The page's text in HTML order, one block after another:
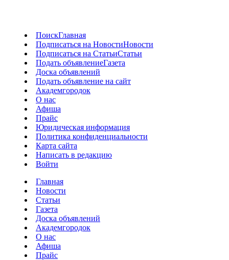
ПоискГлавная
Подписаться на НовостиНовости
Подписаться на СтатьиСтатьи
Подать объявлениеГазета
Доска объявлений
Подать объявление на сайт
Академгородок
О нас
Афиша
Прайс
Юридическая информация
Политика конфиденциальности
Карта сайта
Написать в редакцию
Войти
Главная
Новости
Статьи
Газета
Доска объявлений
Академгородок
О нас
Афиша
Прайс